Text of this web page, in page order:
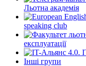
Льотна академія
speaking club
експлуатації
Інші групи